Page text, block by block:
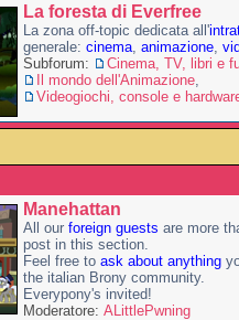
La foresta di Everfree
La zona off-topic dedicata all'
generale: cinema, animazione,
Subforum:
Cinema, TV, libri e
Il mondo dell'Animazione,
Videogiochi, console e
Manehattan
All our foreign guests are more
post in this section.
Feel free to ask about anything
the italian Brony community.
Everypony's invited!
Moderatore: ALittlePwning